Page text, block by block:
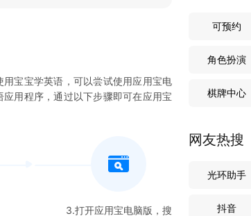
用宝宝学英语 ，可以尝试使用应用宝电
应用程序，通过以下步骤即可在应用宝
3.打开应用宝电脑版，搜
可预约
角色扮演
棋牌中心
网友热搜
光环助手
抖音